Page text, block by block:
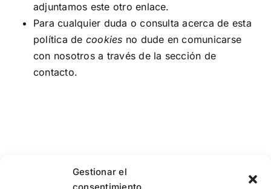
Gestionar el
adjuntamos este otro enlace.
Para cualquier duda o consulta acerca de esta
política de cookies no dude en comunicarse
con nosotros a través de la sección de
contacto.